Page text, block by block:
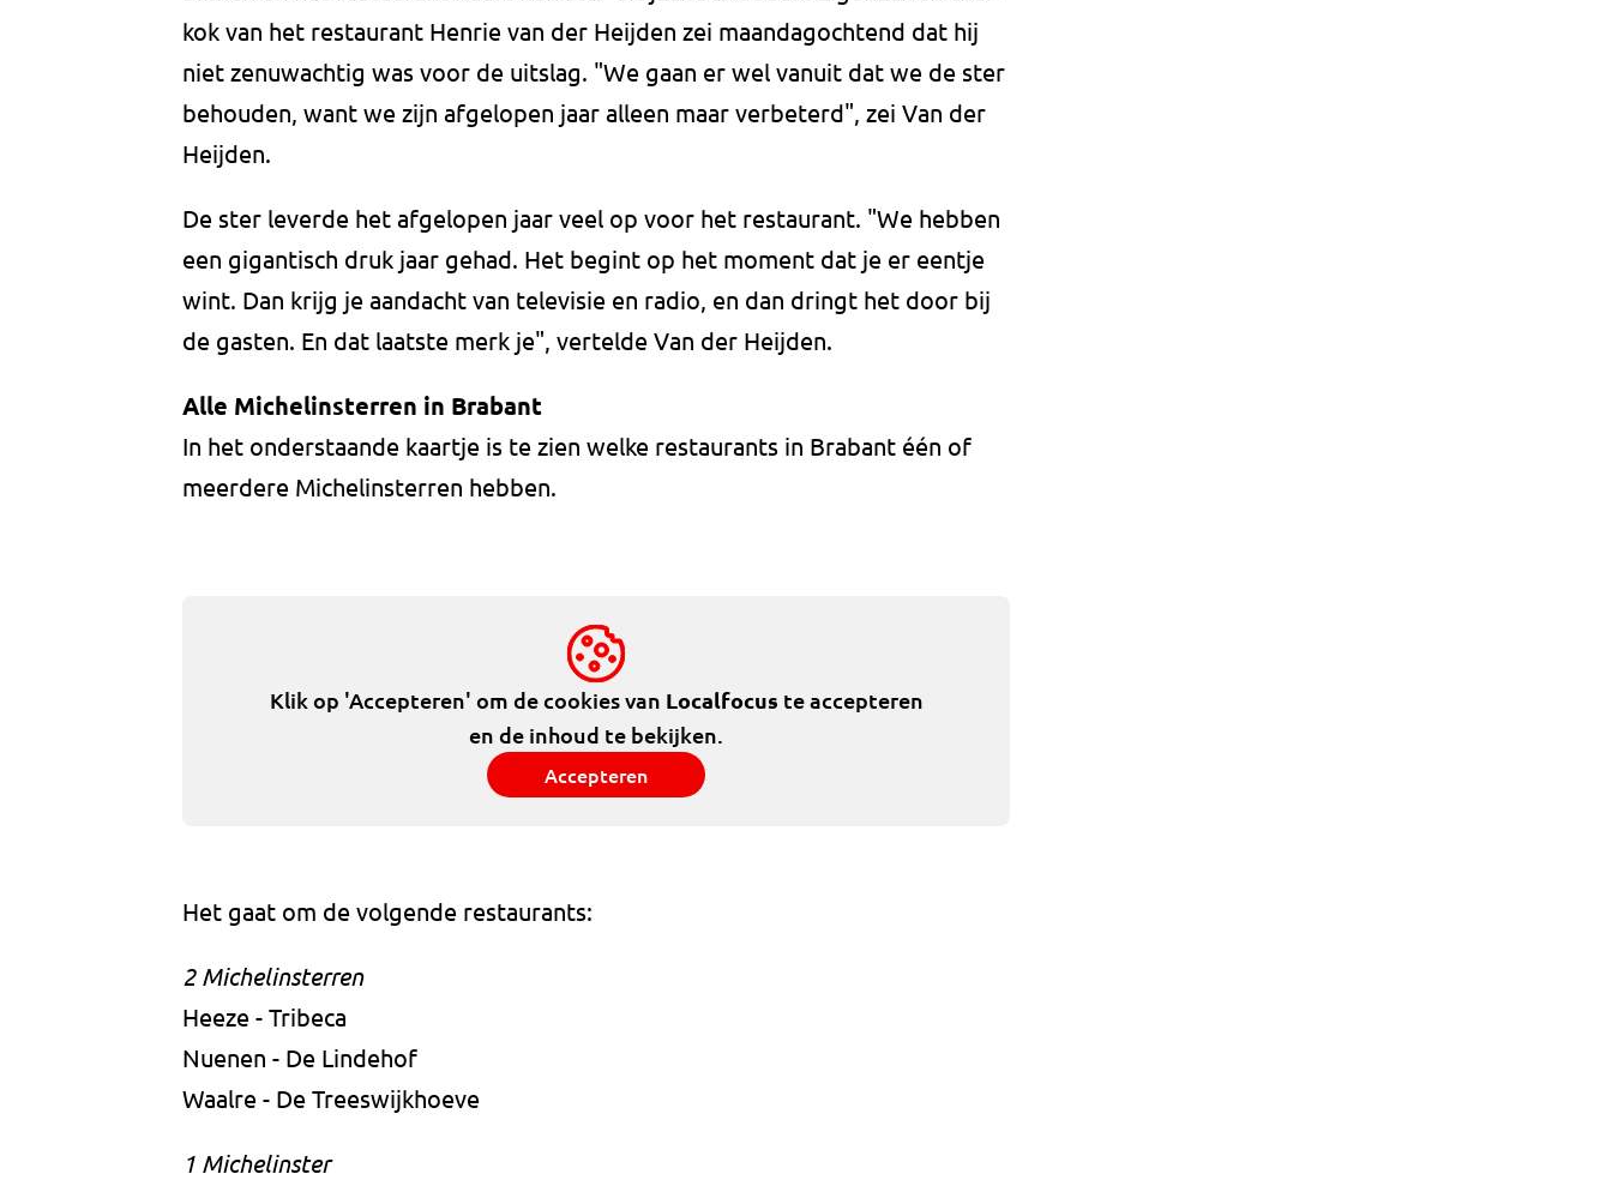
kok van het restaurant Henrie van der Heijden zei maandagochtend dat hij
niet zenuwachtig was voor de uitslag. "We gaan er wel vanuit dat we de ster
behouden, want we zijn afgelopen jaar alleen maar verbeterd", zei Van der
Heijden.
De ster leverde het afgelopen jaar veel op voor het restaurant. "We hebben
een gigantisch druk jaar gehad. Het begint op het moment dat je er eentje
wint. Dan krijg je aandacht van televisie en radio, en dan dringt het door bij
de gasten. En dat laatste merk je", vertelde Van der Heijden.
Alle Michelinsterren in Brabant
In het onderstaande kaartje is te zien welke restaurants in Brabant één of
meerdere Michelinsterren hebben.
Klik op 'Accepteren' om de cookies van Localfocus te accepteren
en de inhoud te bekijken.
Accepteren
Het gaat om de volgende restaurants:
2 Michelinsterren
Heeze - Tribeca
Nuenen - De Lindehof
Waalre - De Treeswijkhoeve
1 Michelinster